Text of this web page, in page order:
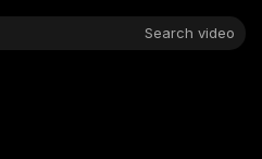
Search video